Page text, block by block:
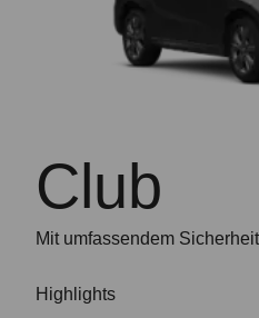
Club
Mit umfassendem
Highlights